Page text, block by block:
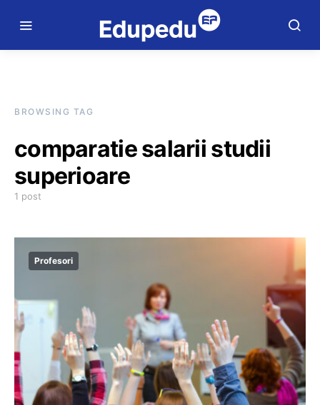
BROWSING TAG
comparatie salarii studii
superioare
1 post
Profesori